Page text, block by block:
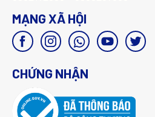
MẠNG XÃ HỘI
CHỨNG NHẬN